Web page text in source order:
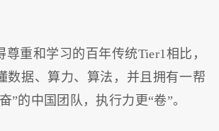
重和学习的百年传统Tier1相比，
数据、算力、算法，并且拥有一帮
”的中国团队，执行力更“卷”。